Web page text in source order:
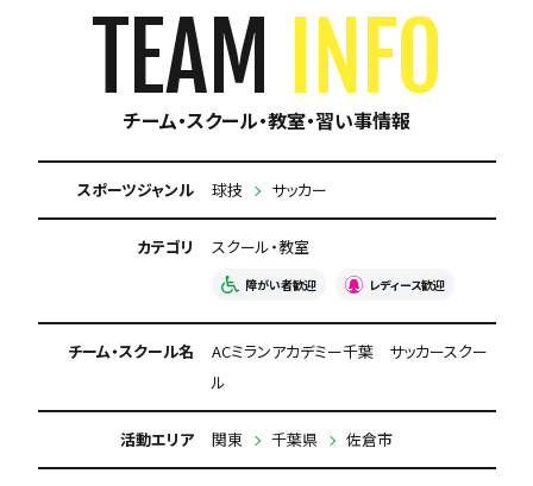
海外遠征あり 練習場所が広い
強豪と試合ができる 体験無料 専用練習着あり
見学可能 今なら入会金無料
保護者の当番なし 送迎車あり
TEAM INFO
チーム・スクール・教室・習い事情報
スポーツジャンル 球技 サッカー
カテゴリ スクール・教室
障がい者歓迎 レディース歓迎
チーム・スクール名
ACミランアカデミー千葉 サッカースクー
ル
活動エリア 関東 千葉県 佐倉市